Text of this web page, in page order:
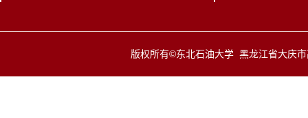
版权所有©东北石油大学 黑龙江省大庆